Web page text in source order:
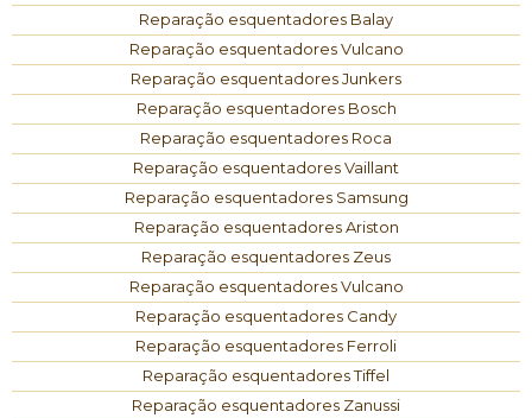
Reparação esquentadores Balay
Reparação esquentadores Vulcano
Reparação esquentadores Junkers
Reparação esquentadores Bosch
Reparação esquentadores Roca
Reparação esquentadores Vaillant
Reparação esquentadores Samsung
Reparação esquentadores Ariston
Reparação esquentadores Zeus
Reparação esquentadores Vulcano
Reparação esquentadores Candy
Reparação esquentadores Ferroli
Reparação esquentadores Tiffel
Reparação esquentadores Zanussi